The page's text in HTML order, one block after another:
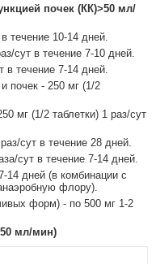
почек (КК)>50 мл/
течение 10-14 дней.
сут в течение 7-10 дней.
в течение 7-14 дней.
почек - 250 мг (1/2
мг (1/2 таблетки) 1 раз/сут
сут в течение 28 дней.
сут в течение 7-14 дней.
14 дней (в комбинации с
флору).
форм) - по 500 мг 1-2
мл/мин)